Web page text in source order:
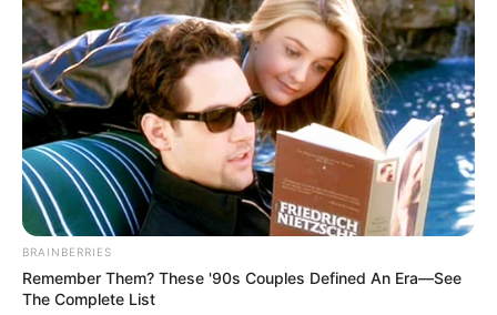
BRAINBERRIES
Remember Them? These '90s Couples Defined An Era—See
The Complete List